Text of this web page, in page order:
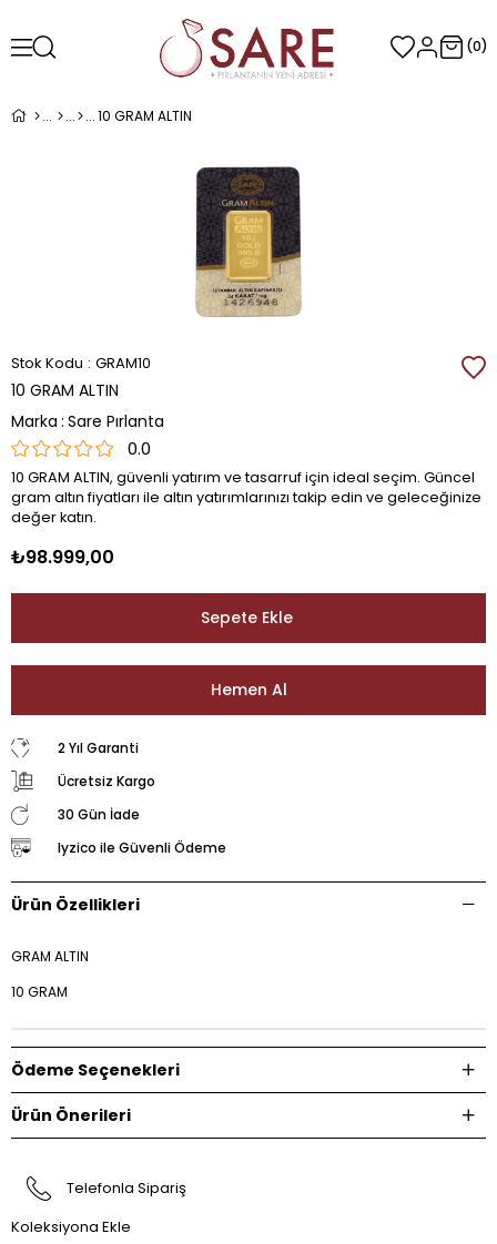
0
10 GRAM ALTIN
Stok Kodu GRAM10
10 GRAM ALTIN
Marka : Sare Pırlanta
0.0
10 GRAM ALTIN, güvenli yatırım ve tasarruf için ideal seçim. Güncel
gram altın fiyatları ile altın yatırımlarınızı takip edin ve geleceğinize
değer katın.
₺98.999,00
2 Yıl Garanti
Ücretsiz Kargo
30 Gün İade
Iyzico ile Güvenli Ödeme
Ürün Özellikleri
GRAM ALTIN
10 GRAM
Ödeme Seçenekleri
Ürün Önerileri
Telefonla Sipariş
Koleksiyona Ekle